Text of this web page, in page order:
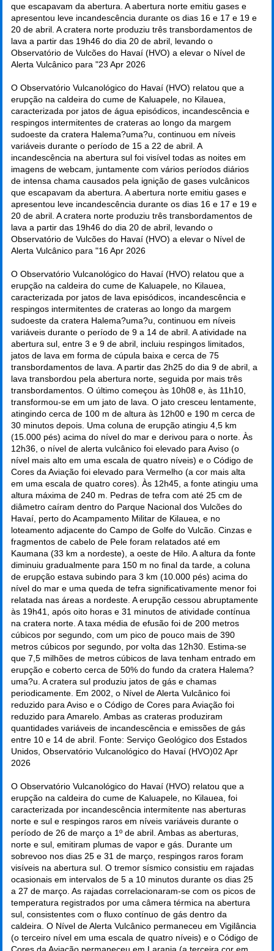
que escapavam da abertura. A abertura norte emitiu gases e
apresentou leve incandescência durante os dias 16 e 17 e 19 e
20 de abril. A cratera norte produziu três transbordamentos de
lava a partir das 19h46 do dia 20 de abril, levando o
Observatório de Vulcões do Havaí (HVO) a elevar o Nível de
Alerta Vulcânico para "23 Apr 2026
O Observatório Vulcanológico do Havaí (HVO) relatou que a
erupção na caldeira do cume de Kaluapele, no Kilauea,
caracterizada por jatos de água episódicos, incandescência e
respingos intermitentes de crateras ao longo da margem
sudoeste da cratera Halema?uma?u, continuou em níveis
variáveis durante o período de 15 a 22 de abril. A
incandescência na abertura sul foi visível todas as noites em
imagens de webcam, juntamente com vários períodos diários
de intensa chama causados pela ignição de gases vulcânicos
que escapavam da abertura. A abertura norte emitiu gases e
apresentou leve incandescência durante os dias 16 e 17 e 19 e
20 de abril. A cratera norte produziu três transbordamentos de
lava a partir das 19h46 do dia 20 de abril, levando o
Observatório de Vulcões do Havaí (HVO) a elevar o Nível de
Alerta Vulcânico para "16 Apr 2026
O Observatório Vulcanológico do Havaí (HVO) relatou que a
erupção na caldeira do cume de Kaluapele, no Kilauea,
caracterizada por jatos de lava episódicos, incandescência e
respingos intermitentes de crateras ao longo da margem
sudoeste da cratera Halema?uma?u, continuou em níveis
variáveis durante o período de 9 a 14 de abril. A atividade na
abertura sul, entre 3 e 9 de abril, incluiu respingos limitados,
jatos de lava em forma de cúpula baixa e cerca de 75
transbordamentos de lava. A partir das 2h25 do dia 9 de abril, a
lava transbordou pela abertura norte, seguida por mais três
transbordamentos. O último começou às 10h08 e, às 11h10,
transformou-se em um jato de lava. O jato cresceu lentamente,
atingindo cerca de 100 m de altura às 12h00 e 190 m cerca de
30 minutos depois. Uma coluna de erupção atingiu 4,5 km
(15.000 pés) acima do nível do mar e derivou para o norte. Às
12h36, o nível de alerta vulcânico foi elevado para Aviso (o
nível mais alto em uma escala de quatro níveis) e o Código de
Cores da Aviação foi elevado para Vermelho (a cor mais alta
em uma escala de quatro cores). Às 12h45, a fonte atingiu uma
altura máxima de 240 m. Pedras de tefra com até 25 cm de
diâmetro caíram dentro do Parque Nacional dos Vulcões do
Havaí, perto do Acampamento Militar de Kilauea, e no
loteamento adjacente do Campo de Golfe do Vulcão. Cinzas e
fragmentos de cabelo de Pele foram relatados até em
Kaumana (33 km a nordeste), a oeste de Hilo. A altura da fonte
diminuiu gradualmente para 150 m no final da tarde, a coluna
de erupção estava subindo para 3 km (10.000 pés) acima do
nível do mar e uma queda de tefra significativamente menor foi
relatada nas áreas a nordeste. A erupção cessou abruptamente
às 19h41, após oito horas e 31 minutos de atividade contínua
na cratera norte. A taxa média de efusão foi de 200 metros
cúbicos por segundo, com um pico de pouco mais de 390
metros cúbicos por segundo, por volta das 12h30. Estima-se
que 7,5 milhões de metros cúbicos de lava tenham entrado em
erupção e coberto cerca de 50% do fundo da cratera Halema?
uma?u. A cratera sul produziu jatos de gás e chamas
periodicamente. Em 2002, o Nível de Alerta Vulcânico foi
reduzido para Aviso e o Código de Cores para Aviação foi
reduzido para Amarelo. Ambas as crateras produziram
quantidades variáveis de incandescência e emissões de gás
entre 10 e 14 de abril. Fonte: Serviço Geológico dos Estados
Unidos, Observatório Vulcanológico do Havaí (HVO)02 Apr
2026
O Observatório Vulcanológico do Havaí (HVO) relatou que a
erupção na caldeira do cume de Kaluapele, no Kilauea, foi
caracterizada por incandescência intermitente nas aberturas
norte e sul e respingos raros em níveis variáveis durante o
período de 26 de março a 1º de abril. Ambas as aberturas,
norte e sul, emitiram plumas de vapor e gás. Durante um
sobrevoo nos dias 25 e 31 de março, respingos raros foram
visíveis na abertura sul. O tremor sísmico consistiu em rajadas
ocasionais em intervalos de 5 a 10 minutos durante os dias 25
a 27 de março. As rajadas correlacionaram-se com os picos de
temperatura registrados por uma câmera térmica na abertura
sul, consistentes com o fluxo contínuo de gás dentro da
caldeira. O Nível de Alerta Vulcânico permaneceu em Vigilância
(o terceiro nível em uma escala de quatro níveis) e o Código de
Cores da Aviação permaneceu em Laranja (a terceira cor em